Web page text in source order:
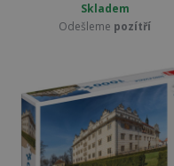
Skladem
Odešleme pozítří